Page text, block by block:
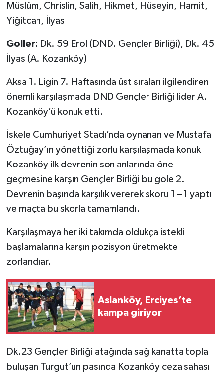
Müslüm, Chrislin, Salih, Hikmet, Hüseyin, Hamit,
Yiğitcan, İlyas
Goller: Dk. 59 Erol (DND. Gençler Birliği), Dk. 45
İlyas (A. Kozanköy)
Aksa 1. Ligin 7. Haftasında üst sıraları ilgilendiren
önemli karşılaşmada DND Gençler Birliği lider A.
Kozanköy’ü konuk etti.
İskele Cumhuriyet Stadı’nda oynanan ve Mustafa
Öztuğay’ın yönettiği zorlu karşılaşmada konuk
Kozanköy ilk devrenin son anlarında öne
geçmesine karşın Gençler Birliği bu gole 2.
Devrenin başında karşılık vererek skoru 1 – 1 yaptı
ve maçta bu skorla tamamlandı.
Karşılaşmaya her iki takımda oldukça istekli
başlamalarına karşın pozisyon üretmekte
zorlandıar.
Aslanköy, Erciyes’te
kampa giriyor
Dk.23 Gençler Birliği atağında sağ kanatta topla
buluşan Turgut’un pasında Kozanköy ceza sahası